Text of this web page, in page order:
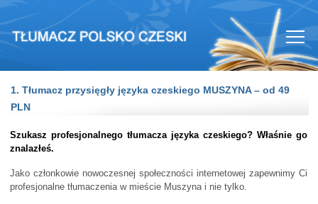
1. Tłumacz przysięgły języka czeskiego MUSZYNA – od 49
PLN
Szukasz profesjonalnego tłumacza języka czeskiego? Właśnie go
znalazłeś.
Jako członkowie nowoczesnej społeczności internetowej zapewnimy Ci
profesjonalne tłumaczenia w mieście Muszyna i nie tylko.